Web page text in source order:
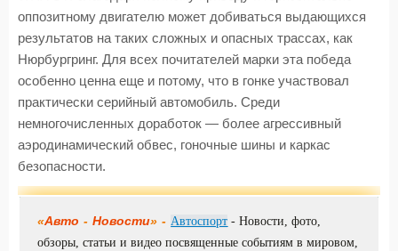
оппозитному двигателю может добиваться выдающихся
результатов на таких сложных и опасных трассах, как
Нюрбургринг. Для всех почитателей марки эта победа
особенно ценна еще и потому, что в гонке участвовал
практически серийный автомобиль. Среди
немногочисленных доработок — более агрессивный
аэродинамический обвес, гоночные шины и каркас
безопасности.
«Авто -Новости» -Автоспорт - Новости, фото,
обзоры, статьи и видео посвященные событиям в мировом,